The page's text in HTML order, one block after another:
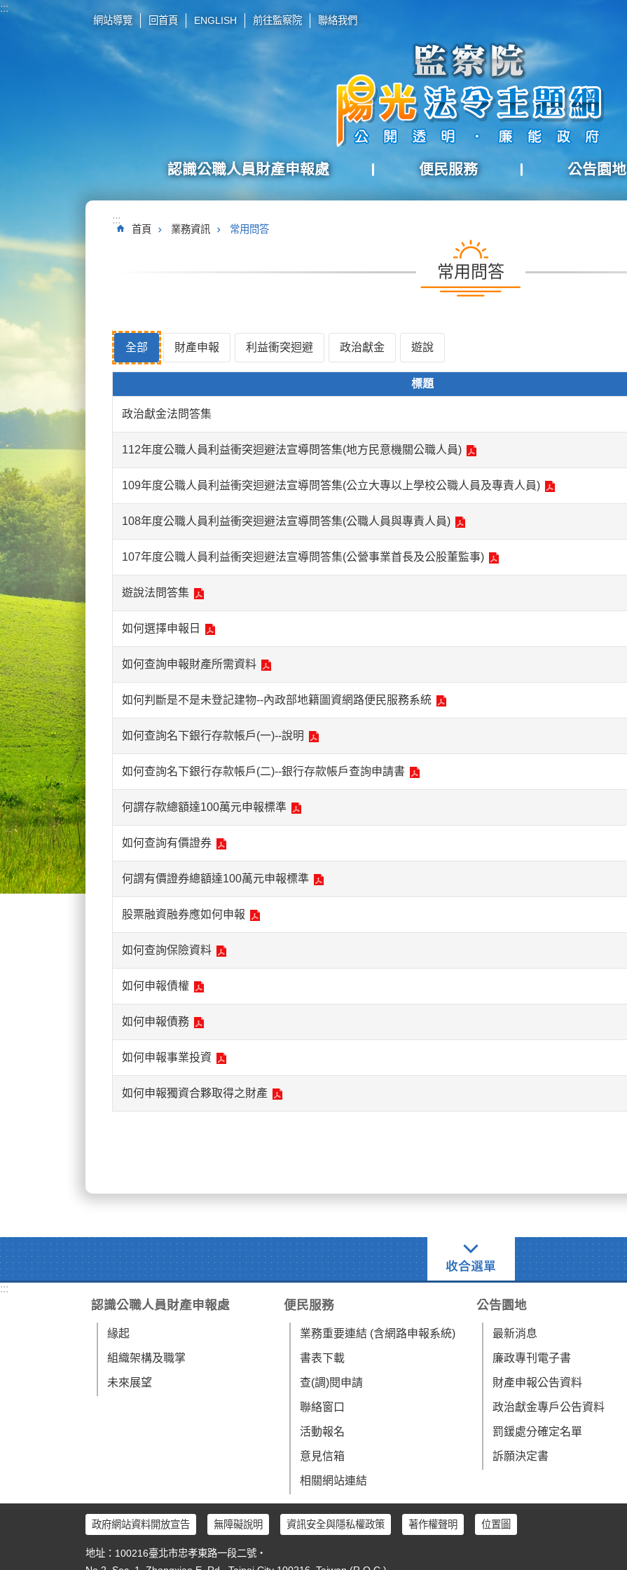
跳到主要內容區塊
:::
網站導覽 回首頁 ENGLISH 前往監察院 聯絡我們
認識公職人員財產申報處 便民服務 公告園地
:::
首頁 業務資訊 常用問答
常用問答
全部 財產申報 利益衝突迴避 政治獻金 遊說
標題
政治獻金法問答集
112年度公職人員利益衝突迴避法宣導問答集(地方民意機關公職人員)
109年度公職人員利益衝突迴避法宣導問答集(公立大專以上學校公職人員及專責人員)
108年度公職人員利益衝突迴避法宣導問答集(公職人員與專責人員)
107年度公職人員利益衝突迴避法宣導問答集(公營事業首長及公股董監事)
遊說法問答集
如何選擇申報日
如何查詢申報財產所需資料
如何判斷是不是未登記建物--內政部地籍圖資網路便民服務系統
如何查詢名下銀行存款帳戶(一)--說明
如何查詢名下銀行存款帳戶(二)--銀行存款帳戶查詢申請書
何謂存款總額達100萬元申報標準
如何查詢有價證券
何謂有價證券總額達100萬元申報標準
股票融資融券應如何申報
如何查詢保險資料
如何申報債權
如何申報債務
如何申報事業投資
如何申報獨資合夥取得之財產
:::
認識公職人員財產申報處
緣起
組織架構及職掌
未來展望
便民服務
業務重要連結 (含網路申報系統)
書表下載
查(調)閱申請
聯絡窗口
活動報名
意見信箱
相關網站連結
公告園地
最新消息
廉政專刊電子書
財產申報公告資料
政治獻金專戶公告資料
罰鍰處分確定名單
訴願決定書
政府網站資料開放宣告 無障礙說明 資訊安全與隱私權政策 著作權聲明 位置圖
地址：100216臺北市忠孝東路一段二號‧